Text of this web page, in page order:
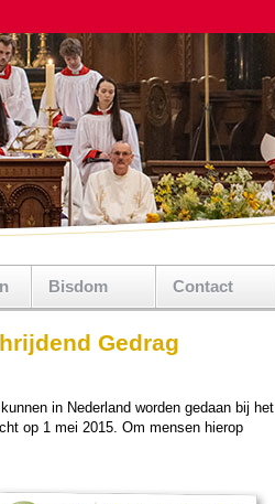
Bisdom Contact
Gedrag
in Neder­land wor­den gedaan bij het
op 1 mei 2015. Om mensen hierop